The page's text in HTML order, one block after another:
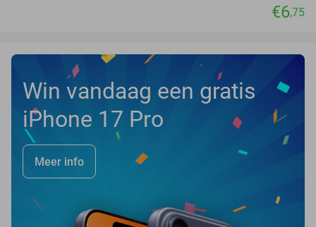
€6,75
Win vandaag een gratis
iPhone 17 Pro
Meer info